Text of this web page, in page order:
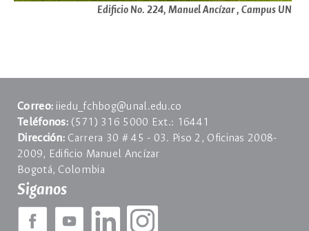
Edificio No. 224, Manuel Ancízar , Campus UN
Correo: iiedu_fchbog@unal.edu.co
Teléfonos: (571) 316 5000 Ext.: 16441
Dirección: Carrera 30 # 45 - 03. Piso 2, Oficinas 2008-
2009, Edificio Manuel Ancízar
Bogotá, Colombia
Siganos